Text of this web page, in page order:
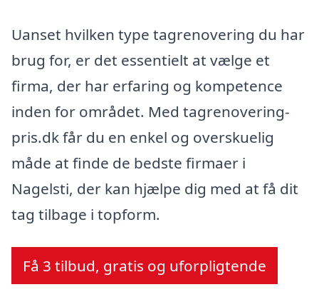
Uanset hvilken type tagrenovering du har
brug for, er det essentielt at vælge et
firma, der har erfaring og kompetence
inden for området. Med tagrenovering-
pris.dk får du en enkel og overskuelig
måde at finde de bedste firmaer i
Nagelsti, der kan hjælpe dig med at få dit
tag tilbage i topform.
Få 3 tilbud, gratis og uforpligtende